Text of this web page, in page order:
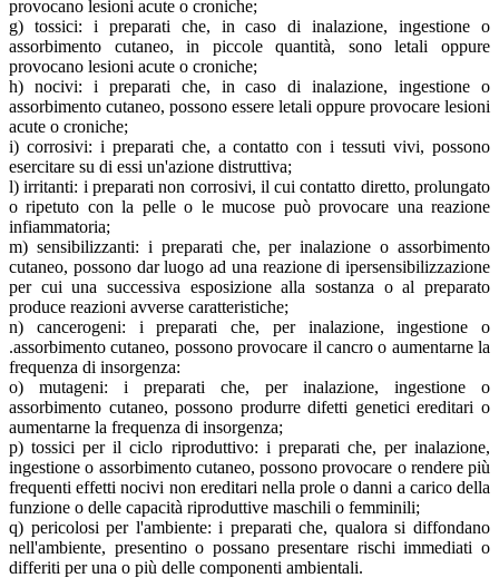
provocano lesioni acute o croniche;
g) tossici: i preparati che, in caso di inalazione, ingestione o
assorbimento cutaneo, in piccole quantità, sono letali oppure
provocano lesioni acute o croniche;
h) nocivi: i preparati che, in caso di inalazione, ingestione o
assorbimento cutaneo, possono essere letali oppure provocare lesioni
acute o croniche;
i) corrosivi: i preparati che, a contatto con i tessuti vivi, possono
esercitare su di essi un'azione distruttiva;
l) irritanti: i preparati non corrosivi, il cui contatto diretto, prolungato
o ripetuto con la pelle o le mucose può provocare una reazione
infiammatoria;
m) sensibilizzanti: i preparati che, per inalazione o assorbimento
cutaneo, possono dar luogo ad una reazione di ipersensibilizzazione
per cui una successiva esposizione alla sostanza o al preparato
produce reazioni avverse caratteristiche;
n) cancerogeni: i preparati che, per inalazione, ingestione o
.assorbimento cutaneo, possono provocare il cancro o aumentarne la
frequenza di insorgenza:
o) mutageni: i preparati che, per inalazione, ingestione o
assorbimento cutaneo, possono produrre difetti genetici ereditari o
aumentarne la frequenza di insorgenza;
p) tossici per il ciclo riproduttivo: i preparati che, per inalazione,
ingestione o assorbimento cutaneo, possono provocare o rendere più
frequenti effetti nocivi non ereditari nella prole o danni a carico della
funzione o delle capacità riproduttive maschili o femminili;
q) pericolosi per l'ambiente: i preparati che, qualora si diffondano
nell'ambiente, presentino o possano presentare rischi immediati o
differiti per una o più delle componenti ambientali.